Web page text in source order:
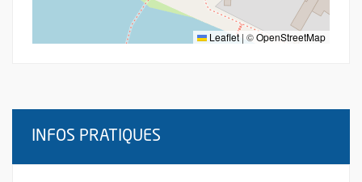
Leaflet | ©OpenStreetMap
INFOS PRATIQUES